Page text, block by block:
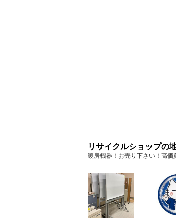
リサイクルショップの
暖房機器！お売り下さい！高価